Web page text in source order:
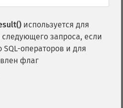
используется для
следующего запроса, если
операторов и для
флаг